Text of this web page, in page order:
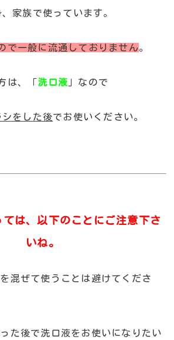
家族で使っています。
で一般に流通しておりません。
は、「洗口液 」なので
をした後でお使いください。
ては、以下のことにご注意下さ
いね。
混ぜて使うことは避けてくださ
た後で洗口液をお使いになりたい